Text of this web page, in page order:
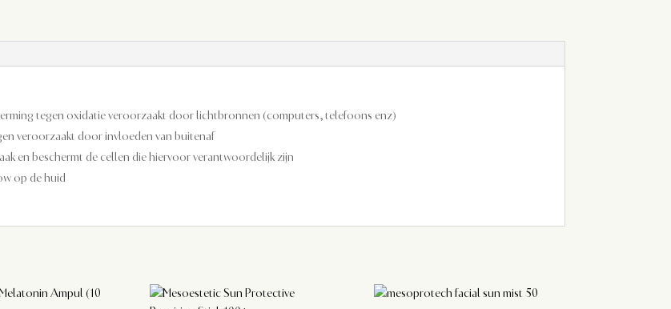
tegen oxidatie veroorzaakt door lichtbronnen (computers, telefoons enz)
veroorzaakt door invloeden van buitenaf
en beschermt de cellen die hiervoor verantwoordelijk zijn
op de huid